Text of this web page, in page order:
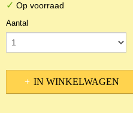
✓ Op voorraad
Aantal
IN WINKELWAGEN